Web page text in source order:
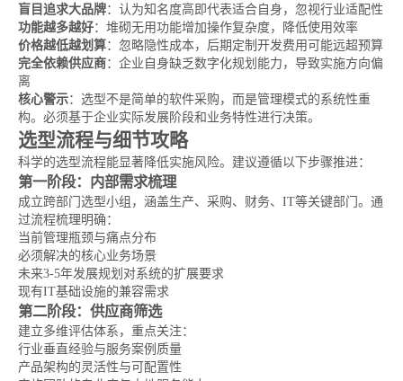
盲目追求大品牌：认为知名度高即代表适合自身，忽视行业适配性
功能越多越好：堆砌无用功能增加操作复杂度，降低使用效率
价格越低越划算：忽略隐性成本，后期定制开发费用可能远超预算
完全依赖供应商：企业自身缺乏数字化规划能力，导致实施方向偏
离
核心警示：选型不是简单的软件采购，而是管理模式的系统性重
构。必须基于企业实际发展阶段和业务特性进行决策。
选型流程与细节攻略
科学的选型流程能显著降低实施风险。建议遵循以下步骤推进：
第一阶段：内部需求梳理
成立跨部门选型小组，涵盖生产、采购、财务、IT等关键部门。通
过流程梳理明确：
当前管理瓶颈与痛点分布
必须解决的核心业务场景
未来3-5年发展规划对系统的扩展要求
现有IT基础设施的兼容需求
第二阶段：供应商筛选
建立多维评估体系，重点关注：
行业垂直经验与服务案例质量
产品架构的灵活性与可配置性